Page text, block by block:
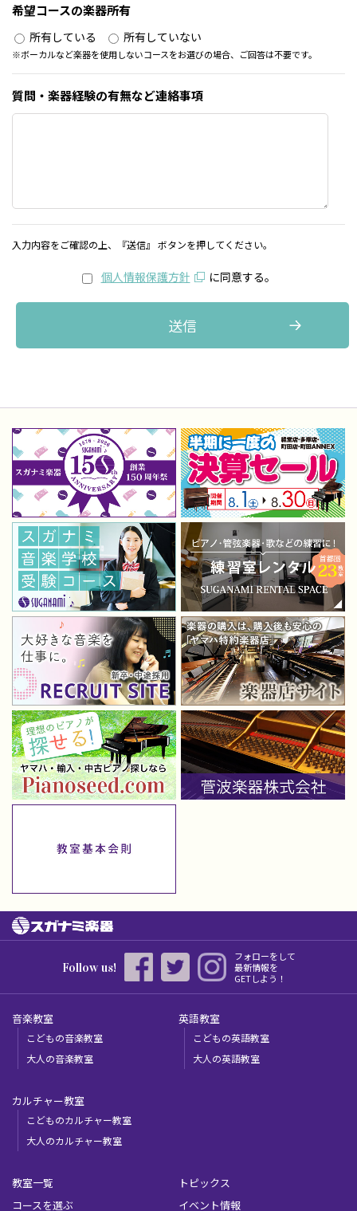
希望コースの楽器所有
所有している 所有していない
※ボーカルなど楽器を使用しないコースをお選びの場合、ご回答は不要です。
質問・楽器経験の有無など連絡事項
入力内容をご確認の上、『送信』 ボタンを押してください。
個人情報保護方針 に同意する。
Follow us!
フォローをして
最新情報を
GETしよう！
音楽教室
こどもの音楽教室
大人の音楽教室
英語教室
こどもの英語教室
大人の英語教室
カルチャー教室
こどものカルチャー教室
大人のカルチャー教室
教室一覧
コースを選ぶ
トピックス
イベント情報